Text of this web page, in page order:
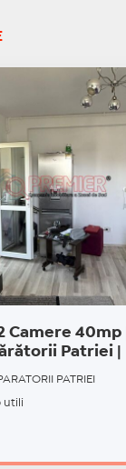
Camere 40mp
Patriei |
PATRIEI
utili